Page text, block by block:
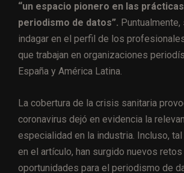
“un espacio pionero en las
periodismo de datos”.
indagar en el perfil de los
que trabajan en organizaciones
España y América Latina.
La cobertura de la crisis sanitaria
coronavirus dejó en evidencia la
especialidad en la industria. Incluso,
en el artículo, han surgido nuevos retos
oportunidades para el periodismo de